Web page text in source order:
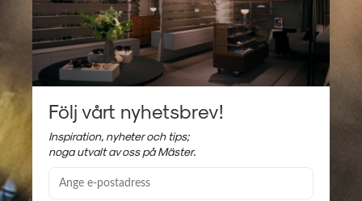
Följ vårt nyhetsbrev!
Inspiration, nyheter och tips;
noga utvalt av oss på Mäster.